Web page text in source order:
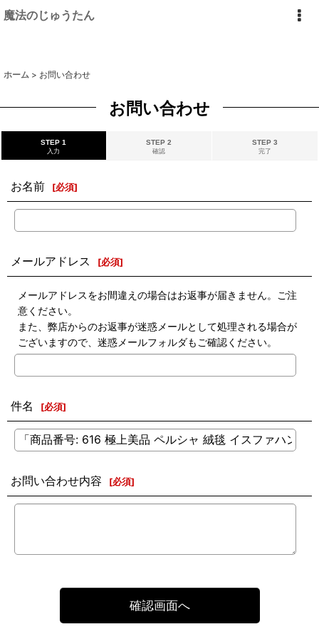
魔法のじゅうたん
ホーム > お問い合わせ
お問い合わせ
STEP 1
入力
STEP 2
確認
STEP 3
完了
お名前 [必須]
メールアドレス [必須]
メールアドレスをお間違えの場合はお返事が届きません。ご注
意ください。
また、弊店からのお返事が迷惑メールとして処理される場合が
ございますので、迷惑メールフォルダもご確認ください。
件名 [必須]
お問い合わせ内容 [必須]
確認画面へ